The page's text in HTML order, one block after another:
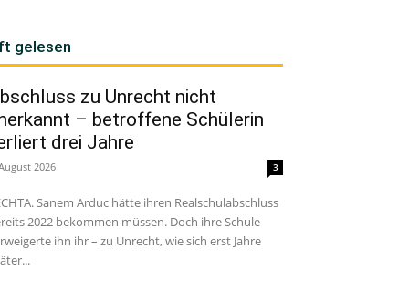
gelesen
zu Unrecht nicht
– betroffene Schülerin
drei Jahre
2026 3
Sanem Arduc hätte ihren Realschulabschluss
2022 bekommen müssen. Doch ihre Schule
ihn ihr – zu Unrecht, wie sich erst Jahre